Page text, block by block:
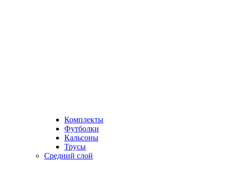
Комплекты
Футболки
Кальсоны
Трусы
Средний слой